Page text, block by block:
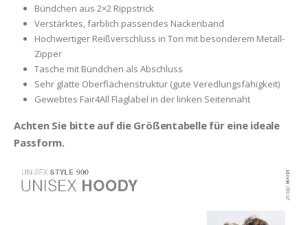
Bündchen aus 2×2 Rippstrick
Verstärktes, farblich passendes Nackenband
Hochwertiger Reißverschluss in Ton mit besonderem Metall-
Zipper
Tasche mit Bündchen als Abschluss
Sehr glatte Oberflächenstruktur (gute Veredlungsfähigkeit)
Gewebtes Fair4All Flaglabel in der linken Seitennaht
Achten Sie bitte auf die Größentabelle für eine ideale
Passform.